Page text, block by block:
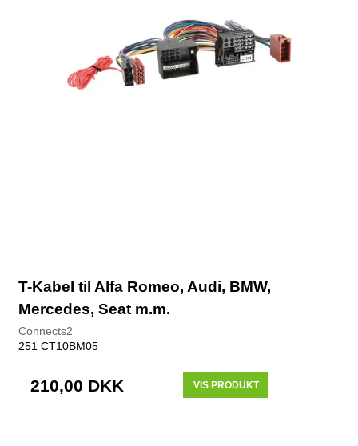
T-Kabel til Alfa Romeo, Audi, BMW,
Mercedes, Seat m.m.
Connects2
251 CT10BM05
210,00 DKK VIS PRODUKT